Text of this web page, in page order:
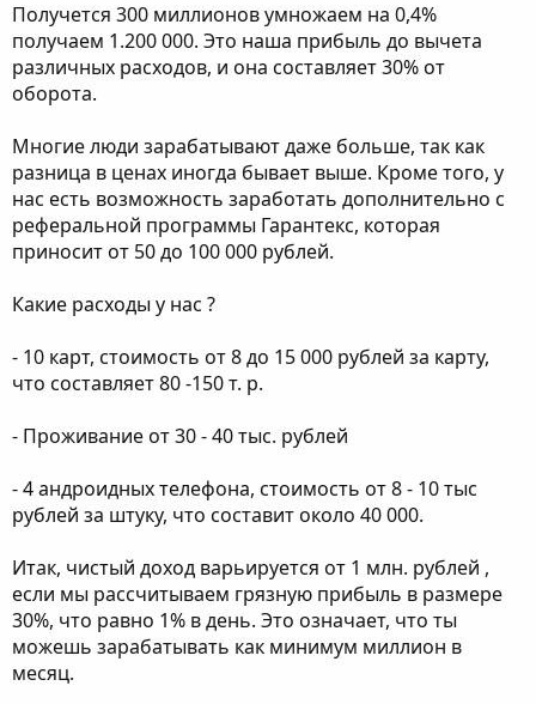
Получется 300 миллионов умножаем на 0,4%
получаем 1.200 000. Это наша прибыль до вычета
различных расходов, и она составляет 30% от
оборота.
Многие люди зарабатывают даже больше, так как
разница в ценах иногда бывает выше. Кроме того, у
нас есть возможность заработать дополнительно с
реферальной программы Гарантекс, которая
приносит от 50 до 100 000 рублей.
Какие расходы у нас ?
- 10 карт, стоимость от 8 до 15 000 рублей за карту,
что составляет 80 -150 т. р.
- Проживание от 30 - 40 тыс. рублей
- 4 андроидных телефона, стоимость от 8 - 10 тыс
рублей за штуку, что составит около 40 000.
Итак, чистый доход варьируется от 1 млн. рублей ,
если мы рассчитываем грязную прибыль в размере
30%, что равно 1% в день. Это означает, что ты
можешь зарабатывать как минимум миллион в
месяц.